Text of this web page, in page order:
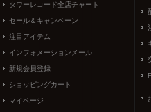
タワーレコード全店チャート
セール＆キャンペーン
注目アイテム
インフォメーションメール
新規会員登録
ショッピングカート
マイページ